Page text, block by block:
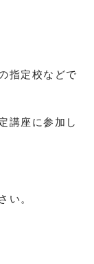
指定校などで
講座に参加し
い。